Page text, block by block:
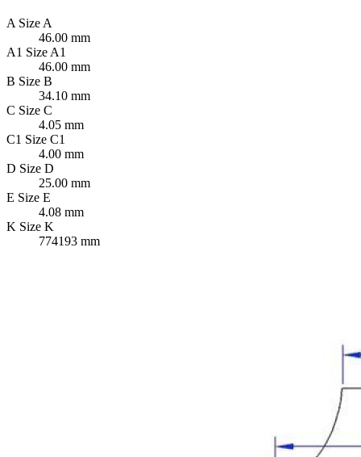
A Size A
46.00 mm
A1 Size A1
46.00 mm
B Size B
34.10 mm
C Size C
4.05 mm
C1 Size C1
4.00 mm
D Size D
25.00 mm
E Size E
4.08 mm
K Size K
774193 mm